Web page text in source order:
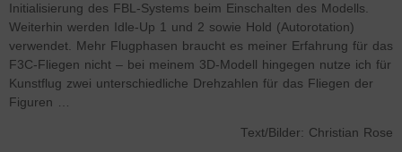
Initialisierung des FBL-Systems beim Einschalten des Modells.
Weiterhin werden Idle-Up 1 und 2 sowie Hold (Autorotation)
verwendet. Mehr Flugphasen braucht es meiner Erfahrung für das
F3C-Fliegen nicht – bei meinem 3D-Modell hingegen nutze ich für
Kunstflug zwei unterschiedliche Drehzahlen für das Fliegen der
Figuren …
Text/Bilder: Christian Rose